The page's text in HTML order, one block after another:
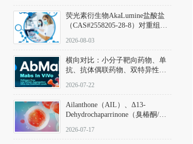
荧光素衍生物AkaLumine盐酸盐
（CAS#2558205-28-8）对重组萤
数（Km）为2.06 μM；其近红外
发光特性赋予优异的组织穿透能
力，大幅增强成像信噪比，从而
实现活体动物模型中极低给药剂
量下的高灵敏度、非侵入式生物
2026-08-03
横向对比：小分子靶向药物、单
抗、抗体偶联药物、双特异性抗
及应用瓶颈
2026-07-22
Ailanthone（AIL）、Δ13-
Dehydrochaparrinone（臭椿酮/臭
DKM货号 D806885
2026-07-17